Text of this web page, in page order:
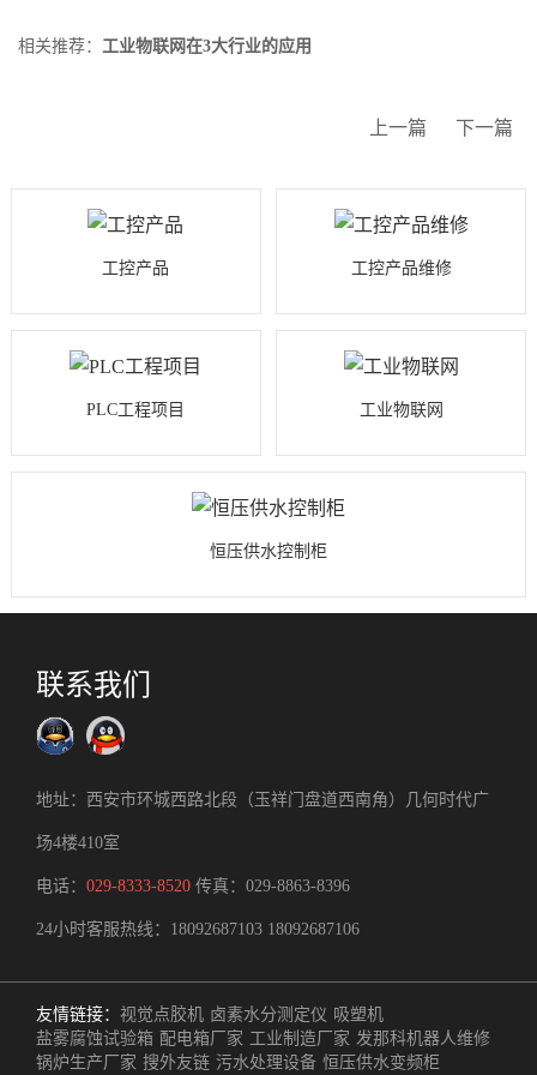
相关推荐： 工业物联网在3大行业的应用
上一篇 下一篇
工控产品 工控产品维修
PLC工程项目 工业物联网
恒压供水控制柜
联系我们
地址：西安市环城西路北段（玉祥门盘道西南角）几何时代广
场4楼410室
电话： 029-8333-8520 传真：029-8863-8396
24小时客服热线： 18092687103 18092687106
友情链接： 视觉点胶机 卤素水分测定仪 吸塑机
盐雾腐蚀试验箱 配电箱厂家 工业制造厂家 发那科机器人维修
锅炉生产厂家 搜外友链 污水处理设备 恒压供水变频柜